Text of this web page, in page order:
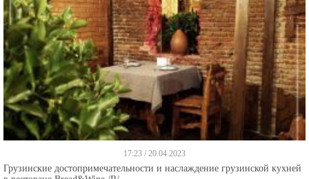
17:23 / 20.04.2023
Грузинские достопримечательности и наслаждение грузинской кухней
в ресторане Bread&Wine /R/